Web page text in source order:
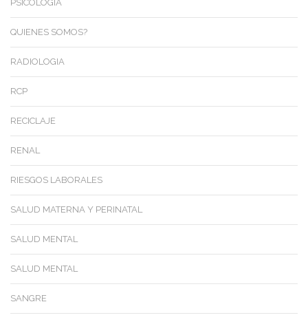
PSICOLOGIA
QUIENES SOMOS?
RADIOLOGIA
RCP
RECICLAJE
RENAL
RIESGOS LABORALES
SALUD MATERNA Y PERINATAL
SALUD MENTAL
SALUD MENTAL
SANGRE